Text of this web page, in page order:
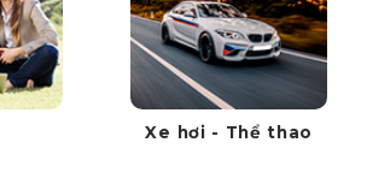
Xe hơi - Thể thao